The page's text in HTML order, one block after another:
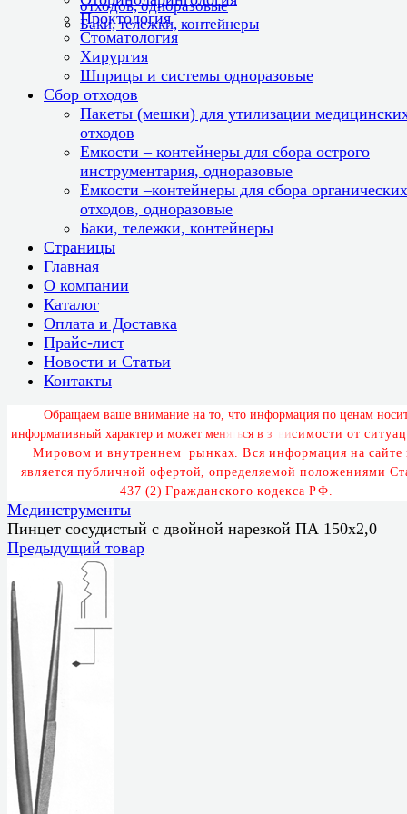
отходов, одноразовые
Баки, тележки, контейнеры
Проктология
Стоматология
Хирургия
Шприцы и системы одноразовые
Сбор отходов
Пакеты (мешки) для утилизации
отходов
Емкости – контейнеры для сбора острого
инструментария, одноразовые
Емкости –контейнеры для сбора органических
отходов, одноразовые
Баки, тележки, контейнеры
Страницы
Главная
О компании
Каталог
Оплата и Доставка
Прайс-лист
Новости и Статьи
Контакты
Обращаем ваше внимание на то, что информация по ценам носи
информативный характер и может меня ться в з висимости от ситуац
Мировом и внутреннем рынках. Вся информация на сайте
является публичной офертой, определяемой положениями Ст
437 (2) Гражданского кодекса РФ.
Мединструменты
Пинцет сосудистый с двойной нарезкой ПА 150х2,0
Предыдущий товар